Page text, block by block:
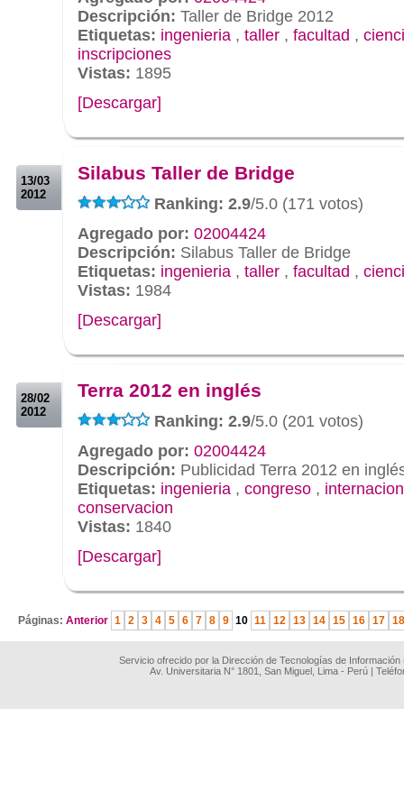
Descripción: Taller de Bridge 2012
Etiquetas: ingenieria , taller , facultad ,
inscripciones
Vistas: 1895
[Descargar]
13/03
2012
Silabus Taller de Bridge
Ranking: 2.9/5.0 (171 votos)
Agregado por: 02004424
Descripción: Silabus Taller de Bridge
Etiquetas: ingenieria , taller , facultad ,
Vistas: 1984
[Descargar]
28/02
2012
Terra 2012 en inglés
Ranking: 2.9/5.0 (201 votos)
Agregado por: 02004424
Descripción: Publicidad Terra 2012 en
Etiquetas: ingenieria , congreso ,
conservacion
Vistas: 1840
[Descargar]
Páginas: Anterior 1 2 3 4 5 6 7 8 9 10 11 12 13 14 15 16 17 18
Servicio ofrecido por la Dirección de Tecnologías de
Av. Universitaria N° 1801, San Miguel, Lima - Perú |